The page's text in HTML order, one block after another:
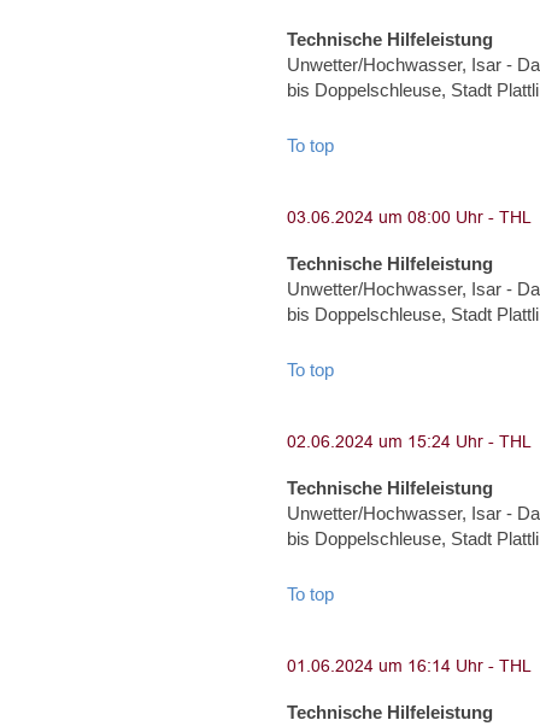
Technische Hilfeleistung
Unwetter/Hochwasser, Isar -
bis Doppelschleuse, Stadt
To top
Technische Hilfeleistung
Unwetter/Hochwasser, Isar -
bis Doppelschleuse, Stadt
To top
Technische Hilfeleistung
Unwetter/Hochwasser, Isar -
bis Doppelschleuse, Stadt
To top
Technische Hilfeleistung